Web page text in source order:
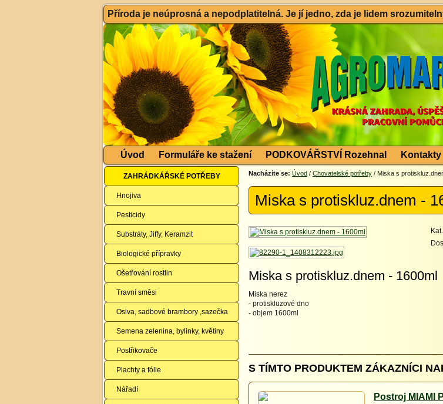
Příroda je neúprosná a nepodplatitelná. Je jí jedno, zda je lidem
Úvod Formuláře ke stažení PODKOVÁŘSTVÍ Rozehnal Kontakty
ZAHRÁDKÁŘSKÉ POTŘEBY
Hnojiva
Pesticidy
Substráty, Jiffy, Keramzit
Biologické přípravky
Ošetřování rostlin
Travní směsi
Osiva, sadbové brambory ,sazečka
Semena zelenina, bylinky, květiny
Postřikovače
Plachty a fólie
Nářadí
Nacházíte se: Úvod / Chovatelské potřeby / Miska s
Miska s protiskluz.dnem -
Miska s protiskluz.dnem - 1600ml
Miska nerez
- protiskluzové dno
- objem 1600ml
S TÍMTO PRODUKTEM ZÁKAZNÍCI
Postroj MIAMI